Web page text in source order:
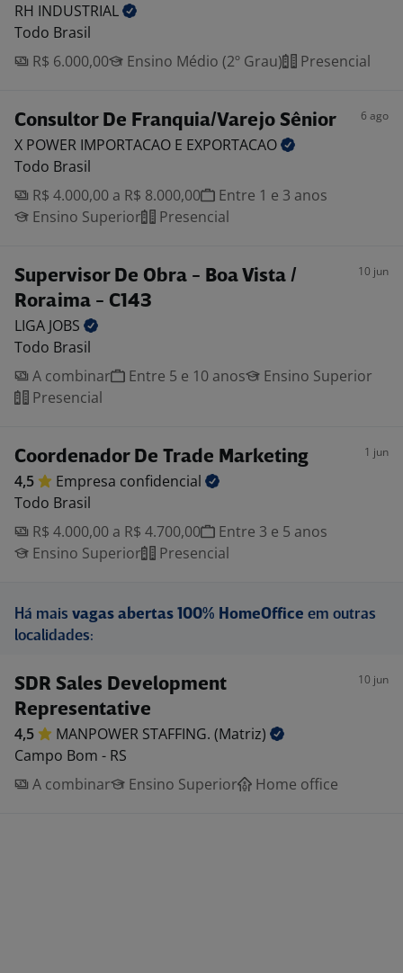
RH INDUSTRIAL
Todo Brasil
R$ 6.000,00
Ensino Médio (2º Grau) Presencial
Consultor De Franquia/Varejo Sênior 6 ago
X POWER IMPORTACAO E EXPORTACAO
Todo Brasil
R$ 4.000,00 a R$ 8.000,00
Entre 1 e 3 anos
Ensino Superior
Presencial
Supervisor De Obra - Boa Vista /
Roraima - C143
10 jun
LIGA JOBS
Todo Brasil
A combinar
Entre 5 e 10 anos
Ensino Superior
Presencial
Coordenador De Trade Marketing 1 jun
4,5 Empresa confidencial
Todo Brasil
R$ 4.000,00 a R$ 4.700,00
Entre 3 e 5 anos
Ensino Superior
Presencial
Há mais vagas abertas 100% HomeOffice em outras
localidades:
SDR Sales Development
Representative
10 jun
4,5 MANPOWER STAFFING. (Matriz)
Campo Bom - RS
A combinar
Ensino Superior Home office